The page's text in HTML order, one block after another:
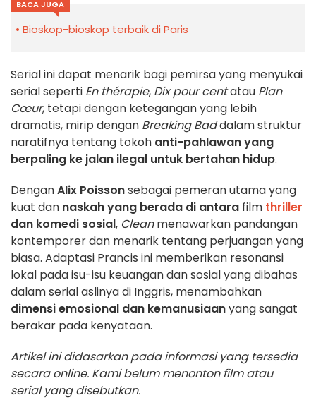
BACA JUGA
Bioskop-bioskop terbaik di Paris
Serial ini dapat menarik bagi pemirsa yang menyukai
serial seperti En thérapie, Dix pour centatau Plan
Cœur, tetapi dengan ketegangan yang lebih
dramatis, mirip dengan Breaking Baddalam struktur
naratifnya tentang tokoh anti-pahlawan yang
berpaling ke jalan ilegal untuk bertahan hidup.
DenganAlix Poissonsebagai pemeran utama yang
kuat dan naskah yang berada di antara film thriller
dan komedi sosial, Cleanmenawarkan pandangan
kontemporer dan menarik tentang perjuangan yang
biasa. Adaptasi Prancis ini memberikan resonansi
lokal pada isu-isu keuangan dan sosial yang dibahas
dalam serial aslinya di Inggris, menambahkan
dimensi emosional dan kemanusiaanyang sangat
berakar pada kenyataan.
Artikel ini didasarkan pada informasi yang tersedia
secara online. Kami belum menonton film atau
serial yang disebutkan.